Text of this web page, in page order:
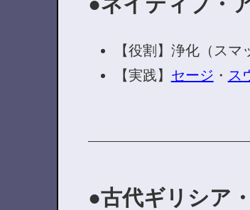
【役割】浄化（ス
【実践】 セージ ・ ス
古代ギリシア